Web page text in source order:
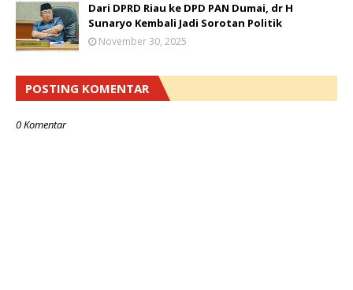
Dari DPRD Riau ke DPD PAN Dumai, dr H
Sunaryo Kembali Jadi Sorotan Politik
November 30, 2025
POSTING KOMENTAR
0 Komentar